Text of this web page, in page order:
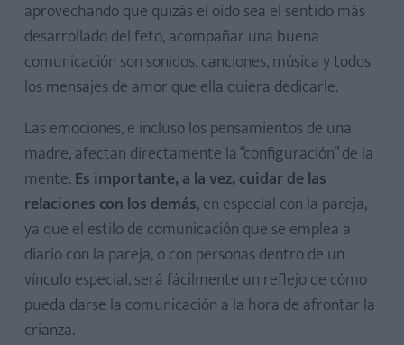
aprovechando que quizás el oído sea el sentido más
desarrollado del feto, acompañar una buena
comunicación son sonidos, canciones, música y todos
los mensajes de amor que ella quiera dedicarle.
Las emociones, e incluso los pensamientos de una
madre, afectan directamente la “configuración” de la
mente. Es importante, a la vez, cuidar de las
relaciones con los demás, en especial con la pareja,
ya que el estilo de comunicación que se emplea a
diario con la pareja, o con personas dentro de un
vínculo especial, será fácilmente un reflejo de cómo
pueda darse la comunicación a la hora de afrontar la
crianza.